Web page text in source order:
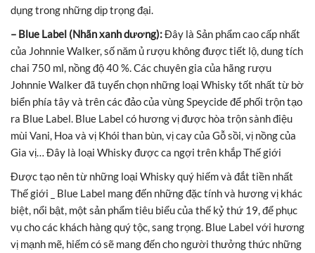
dụng trong những dịp trọng đại.
– Blue Label (Nhãn xanh dương):Đây là Sản phẩm cao cấp nhất
của Johnnie Walker, số năm ủ rượu không được tiết lộ, dung tích
chai 750 ml, nồng độ 40 %. Các chuyên gia của hãng rượu
Johnnie Walker đã tuyển chọn những loại Whisky tốt nhất từ bờ
biển phía tây và trên các đảo của vùng Speycide để phối trộn tạo
ra Blue Label. Blue Label có hương vị được hòa trộn sành điệu
mùi Vani, Hoa và vị Khói than bùn, vị cay của Gỗ sồi, vị nồng của
Gia vị… Đây là loại Whisky được ca ngợi trên khắp Thế giới
Được tạo nên từ những loại Whisky quý hiếm và đắt tiền nhất
Thế giới _ Blue Label mang đến những đặc tính và hương vị khác
biệt, nổi bật, một sản phẩm tiêu biểu của thế kỷ thứ 19, để phục
vụ cho các khách hàng quý tộc, sang trọng. Blue Label với hương
vị mạnh mẽ, hiếm có sẽ mang đến cho người thưởng thức những